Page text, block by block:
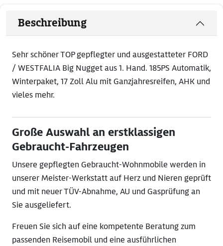
Beschreibung
Sehr schöner TOP gepflegter und ausgestatteter FORD
/ WESTFALIA Big Nugget aus 1. Hand. 185PS Automatik,
Winterpaket, 17 Zoll Alu mit Ganzjahresreifen, AHK und
vieles mehr.
Große Auswahl an erstklassigen
Gebraucht-Fahrzeugen
Unsere gepflegten Gebraucht-Wohnmobile werden in
unserer Meister-Werkstatt auf Herz und Nieren geprüft
und mit neuer TÜV-Abnahme, AU und Gasprüfung an
Sie ausgeliefert.
Freuen Sie sich auf eine kompetente Beratung zum
passenden Reisemobil und eine ausführlichen